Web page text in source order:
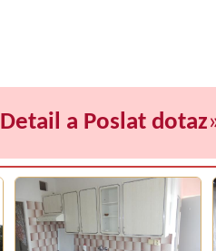
Detail a Poslat dotaz